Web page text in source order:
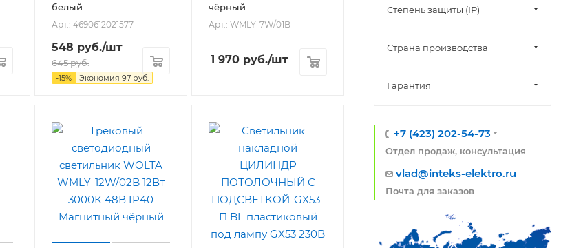
белый
Арт.: 4690612021577
548 руб./шт
645руб.
-15% Экономия 97 руб.
чёрный
Арт.: WMLY-7W/01B
1 970 руб./шт
Степень защиты (IP)
Страна производства
Гарантия
+7 (423) 202-54-73
Отдел продаж, консультация
vlad@inteks-elektro.ru
Почта для заказов